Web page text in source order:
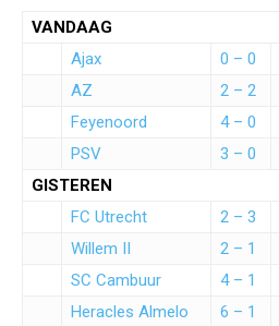
VANDAAG
Ajax
0 – 0
AZ
2 – 2
Feyenoord
4 – 0
PSV
3 – 0
GISTEREN
FC Utrecht
2 – 3
Willem II
2 – 1
SC Cambuur
4 – 1
Heracles Almelo
6 – 1